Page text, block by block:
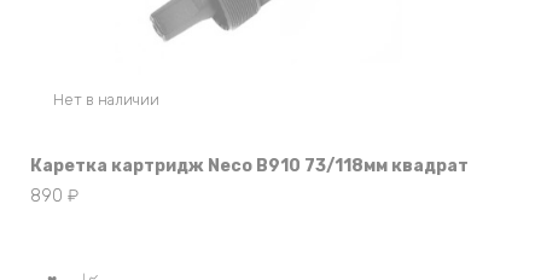
Нет в наличии
Каретка картридж Neco B910 73/118мм квадрат
890 ₽